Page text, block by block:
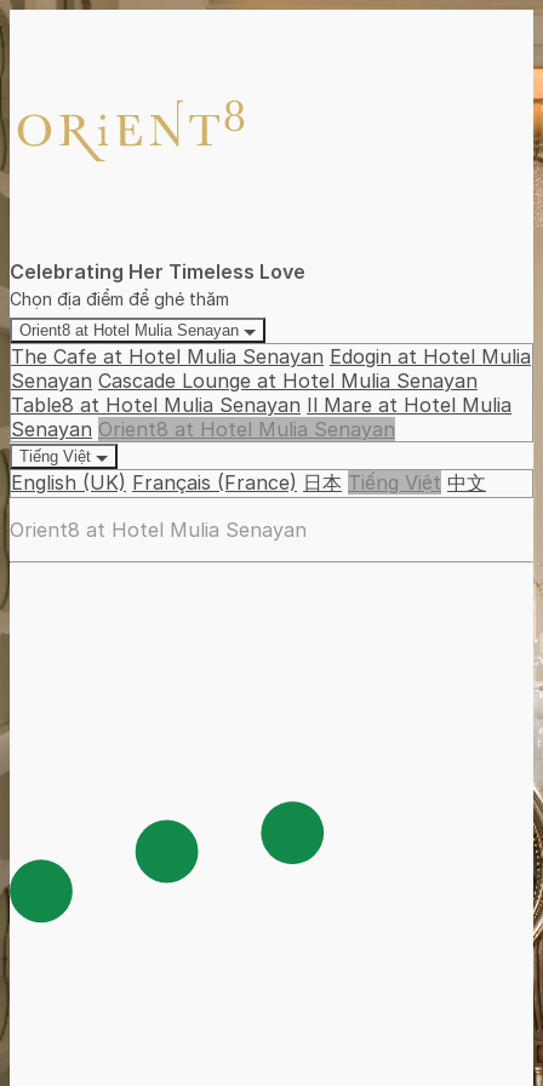
Celebrating Her Timeless Love
Chọn địa điểm để ghé thăm
Orient8 at Hotel Mulia Senayan
The Cafe at Hotel Mulia Senayan Edogin at Hotel Mulia
Senayan Cascade Lounge at Hotel Mulia Senayan
Table8 at Hotel Mulia Senayan Il Mare at Hotel Mulia
Senayan Orient8 at Hotel Mulia Senayan
Tiếng Việt
English (UK) Français (France) 日本 Tiếng Việt 中文
Orient8 at Hotel Mulia Senayan